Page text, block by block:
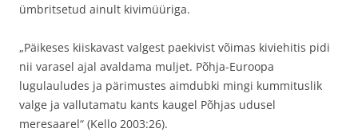
ümbritsetud ainult kivimüüriga.
„Päikeses kiiskavast valgest paekivist võimas kiviehitis pidi
nii varasel ajal avaldama muljet. Põhja-Euroopa
lugulauludes ja pärimustes aimdubki mingi kummituslik
valge ja vallutamatu kants kaugel Põhjas udusel
meresaarel“ (Kello 2003:26).